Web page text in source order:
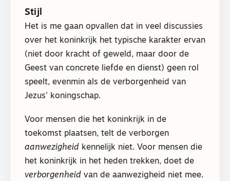
Stijl
Het is me gaan opvallen dat in veel discussies
over het koninkrijk het typische karakter ervan
(niet door kracht of geweld, maar door de
Geest van concrete liefde en dienst) geen rol
speelt, evenmin als de verborgenheid van
Jezus’ koningschap.
Voor mensen die het koninkrijk in de
toekomst plaatsen, telt de verborgen
aanwezigheid kennelijk niet. Voor mensen die
het koninkrijk in het heden trekken, doet de
verborgenheid van de aanwezigheid niet mee.